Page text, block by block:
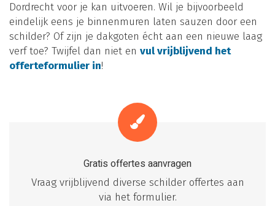
Dordrecht voor je kan uitvoeren. Wil je bijvoorbeeld
eindelijk eens je binnenmuren laten sauzen door een
schilder? Of zijn je dakgoten écht aan een nieuwe laag
verf toe? Twijfel dan niet en vul vrijblijvend het
offerteformulier in!
Gratis offertes aanvragen
Vraag vrijblijvend diverse schilder offertes aan
via het formulier.